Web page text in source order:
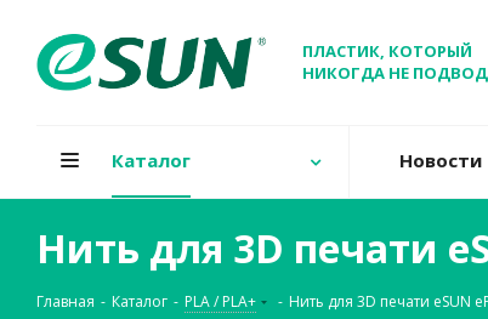
ПЛАСТИК, КОТОРЫЙ
НИКОГДА НЕ
Каталог Новости
Нить для 3D печати
Главная - Каталог - PLA / PLA+ - Нить для 3D печати eSUN